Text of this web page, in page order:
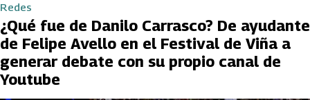
Redes
¿Qué fue de Danilo Carrasco? De ayudante
de Felipe Avello en el Festival de Viña a
generar debate con su propio canal de
Youtube